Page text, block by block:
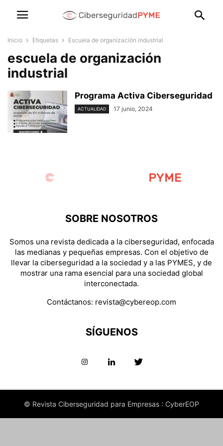
Inicio Etiquetas Escuela de organización industrial
escuela de organización
industrial
Programa Activa Ciberseguridad
ACTUALIDAD 17 junio, 2024
SOBRE NOSOTROS
Somos una revista dedicada a la ciberseguridad, enfocada
las medianas y pequeñas empresas. Con el objetivo de
llevar la ciberseguridad a la sociedad y a las PYMES, y de
mostrar una rama esencial para una sociedad global
interconectada.
Contáctanos: revista@cybereop.com
SÍGUENOS
© Revista Ciberseguridad para Empresas : CyberEOP